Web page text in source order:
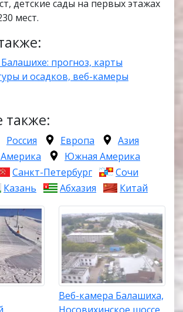
детские сады на первых этажах
мест.
прогноз, карты
и осадков, веб-камеры
также:
Россия Европа
Азия
Южная Америка
Санкт-Петербург
Сочи
Казань Абхазия Китай
Веб-камера Балашиха,